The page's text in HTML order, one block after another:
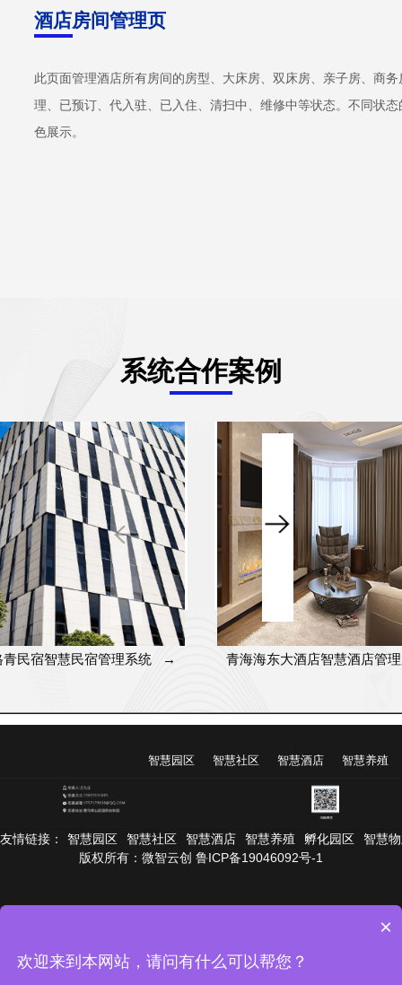
酒店房间管理页
此页面管理酒店所有房间的房型、大床房、双床房、亲子房、商
理、已预订、代入驻、已入住、清扫中、维修中等状态。不同状
色展示。
系统合作案例
青民宿智慧民宿管理系统 → 青海海东大酒店智慧酒店管
智慧园区 智慧社区 智慧酒店 智慧养殖
友情链接： 智慧园区 智慧社区 智慧酒店 智慧养殖 孵化园区
智慧
版权所有：微智云创 鲁ICP备19046092号-1
×
欢迎来到本网站，请问有什么可以帮您？